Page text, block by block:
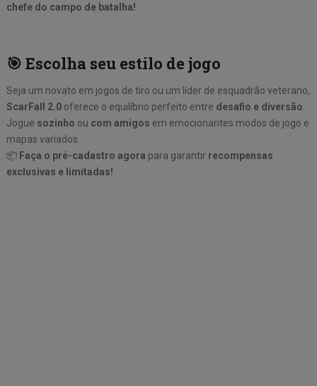
chefe do campo de batalha!
🎯 Escolha seu estilo de jogo
Seja um novato em jogos de tiro ou um líder de esquadrão veterano,
ScarFall 2.0oferece o equilíbrio perfeito entre desafio e diversão
Jogue sozinho ou com amigos em emocionantes modos de jogo e
mapas variados.
📦 Faça o pré-cadastro agora para garantir recompensas
exclusivas e limitadas!